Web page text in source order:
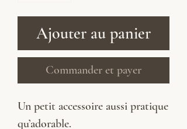
Ajouter au panier
Commander et payer
Un petit accessoire aussi pratique
qu’adorable.